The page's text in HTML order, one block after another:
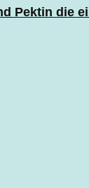
Pektin die